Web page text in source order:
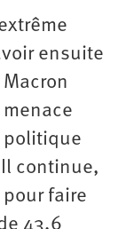
ensuite
politique
continue,
faire